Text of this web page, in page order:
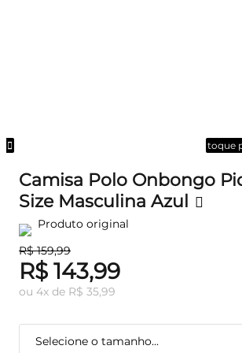
toque
Camisa Polo Onbongo
Size Masculina Azul
Produto original
R$ 159,99
R$ 143,99
ou 4x de R$ 35,99
Selecione o tamanho...